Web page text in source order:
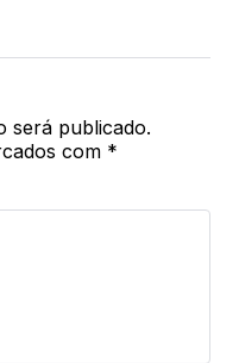
será publicado.
com *